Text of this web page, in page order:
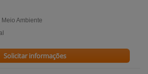
Meio Ambiente
Solicitar informações